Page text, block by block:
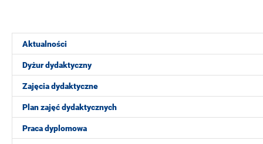
Aktualności
Dyżur dydaktyczny
Zajęcia dydaktyczne
Plan zajęć dydaktycznych
Praca dyplomowa